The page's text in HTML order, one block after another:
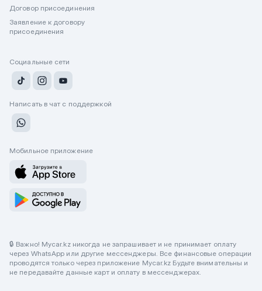
Договор присоединения
Заявление к договору
присоединения
Социальные сети
Написать в чат с поддержкой
Мобильное приложение
🔒 Важно! Mycar.kz никогда не запрашивает и не принимает оплату
через WhatsApp или другие мессенджеры. Все финансовые операции
проводятся только через приложение Mycar.kz Будьте внимательны и
не передавайте данные карт и оплату в мессенджерах.